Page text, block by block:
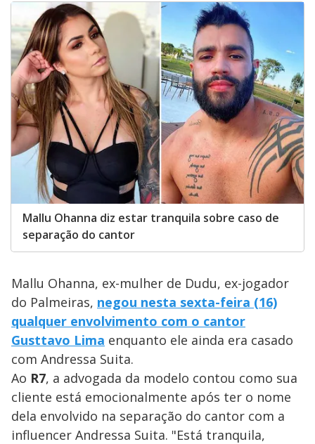
Mallu Ohanna diz estar tranquila sobre caso de
separação do cantor
Mallu Ohanna, ex-mulher de Dudu, ex-jogador
do Palmeiras, negou nesta sexta-feira (16)
qualquer envolvimento com o cantor
Gusttavo Lima enquanto ele ainda era casado
com Andressa Suita.
Ao R7, a advogada da modelo contou como sua
cliente está emocionalmente após ter o nome
dela envolvido na separação do cantor com a
influencer Andressa Suita. "Está tranquila,